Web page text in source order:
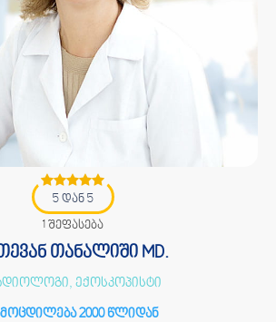
5 დან 5
1 შეფასება
თანალიში MD.
ექოსკოპისტი
2000 წლიდან